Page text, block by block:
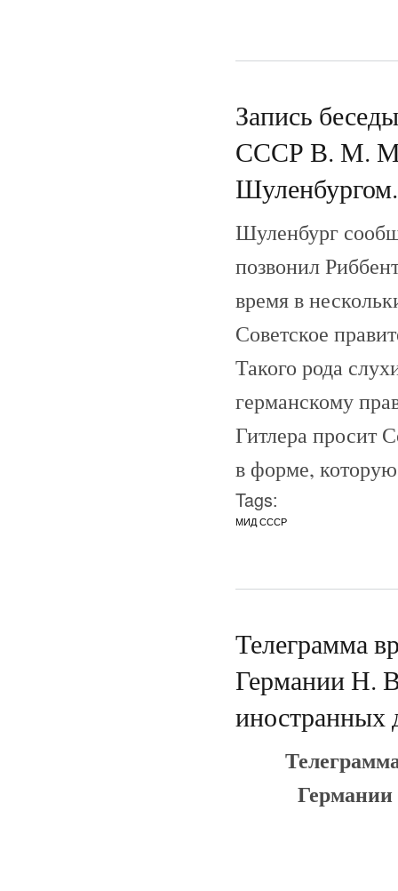
Запись
СССР В. М.
Шуленбургом.
Шуленбург
позвонил
время в
Советское
Такого рода
германскому
Гитлера просит
в форме,
Tags:
МИД СССР
Телеграмма
Германии Н.